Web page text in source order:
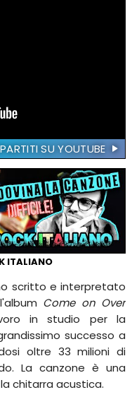
SU YOUTUBE
ITALIANO
scritto e interpretato
Come on Over
in studio per la
successo a
oltre 33 milioni di
La canzone è una
chitarra acustica.